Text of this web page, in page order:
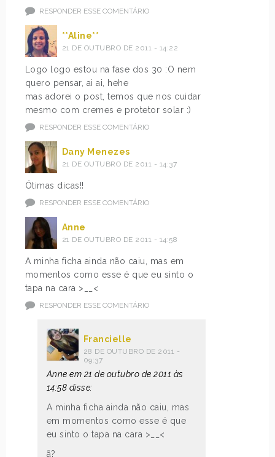
RESPONDER ESSE COMENTÁRIO
**Aline**
21 DE OUTUBRO DE 2011 - 14:22
Logo logo estou na fase dos 30 :O nem
quero pensar, ai ai, hehe
mas adorei o post, temos que nos cuidar
mesmo com cremes e protetor solar :)
RESPONDER ESSE COMENTÁRIO
Dany Menezes
21 DE OUTUBRO DE 2011 - 14:37
Ótimas dicas!!
RESPONDER ESSE COMENTÁRIO
Anne
21 DE OUTUBRO DE 2011 - 14:58
A minha ficha ainda não caiu, mas em
momentos como esse é que eu sinto o
tapa na cara >__<
RESPONDER ESSE COMENTÁRIO
Francielle
28 DE OUTUBRO DE 2011 -
09:37
Anne em 21 de outubro de 2011 às
14:58 disse:
A minha ficha ainda não caiu, mas
em momentos como esse é que
eu sinto o tapa na cara >__<
ã?